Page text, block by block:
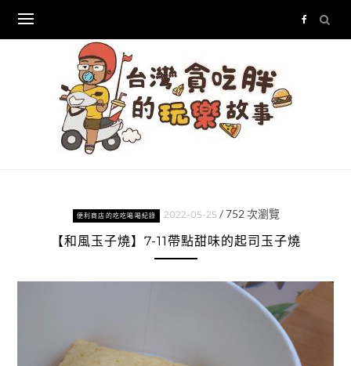
content
便利商店的吃吃喝喝紀錄 2022-05-25 /752次瀏覽
【和風玉子燒】7-11帶點甜味的起司玉子燒